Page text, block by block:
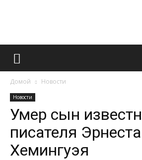
и
Домой Новости
Новости
Умер сын
писателя Эрнеста
Хемингуэя